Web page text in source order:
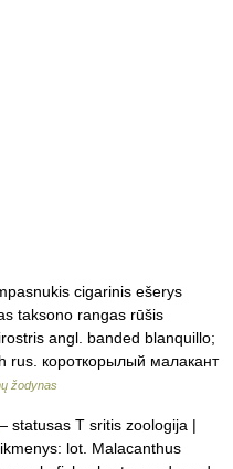
cigarinis ešerys
taksono rangas rūšis
angl. banded blanquillo;
rus. короткорылый малакант
žodynas
statusas T sritis zoologija |
lot. Malacanthus